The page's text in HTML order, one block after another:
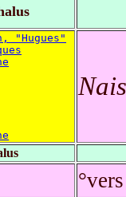
"Hugues"